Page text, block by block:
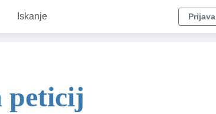
Iskanje Prijava
peticij